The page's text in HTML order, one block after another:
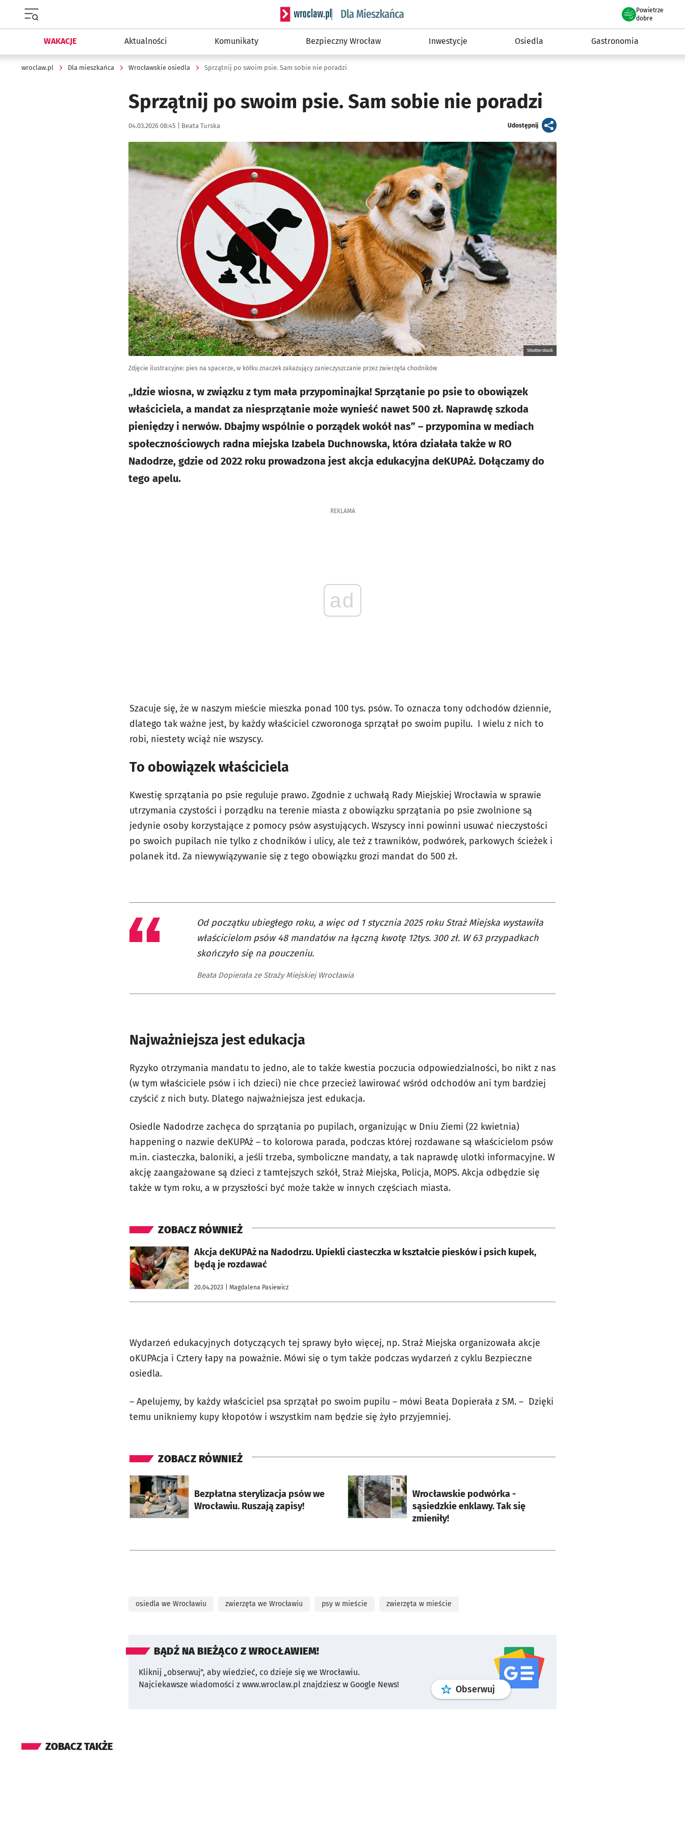
Serwis informacyjny wroclaw.pl podserwis: Dla mieszkańca
Powietrze
we Wrocławiu
dobre
WAKACJE Aktualności Komunikaty Bezpieczny Wrocław Inwestycje Osiedla Gastronomia
wroclaw.pl Dla mieszkańca Wrocławskie osiedla Sprzątnij po swoim psie. Sam sobie nie poradzi
Sprzątnij po swoim psie. Sam sobie nie poradzi
Data publikacji:
04.03.2026 08:45 | Autor:
Beata Turska Udostępnijartykuł
Kliknij, aby powiększyć
Shutterstock
Zdjęcie ilustracyjne: pies na spacerze, w kółku znaczek zakazujący zanieczyszczanie przez zwierzęta chodników
„Idzie wiosna, w związku z tym mała przypominajka! Sprzątanie po psie to obowiązek
właściciela, a mandat za niesprzątanie może wynieść nawet 500 zł. Naprawdę szkoda
pieniędzy i nerwów. Dbajmy wspólnie o porządek wokół nas” – przypomina w mediach
społecznościowych radna miejska Izabela Duchnowska, która działała także w RO
Nadodrze, gdzie od 2022 roku prowadzona jest akcja edukacyjna deKUPAż. Dołączamy do
tego apelu.
REKLAMA
ad
Szacuje się, że w naszym mieście mieszka ponad 100 tys. psów. To oznacza tony odchodów dziennie,
dlatego tak ważne jest, by każdy właściciel czworonoga sprzątał po swoim pupilu. I wielu z nich to
robi, niestety wciąż nie wszyscy.
To obowiązek właściciela
Kwestię sprzątania po psie reguluje prawo. Zgodnie z uchwałą Rady Miejskiej Wrocławia w sprawie
utrzymania czystości i porządku na terenie miasta z obowiązku sprzątania po psie zwolnione są
jedynie osoby korzystające z pomocy psów asystujących. Wszyscy inni powinni usuwać nieczystości
po swoich pupilach nie tylko z chodników i ulicy, ale też z trawników, podwórek, parkowych ścieżek i
polanek itd. Za niewywiązywanie się z tego obowiązku grozi mandat do 500 zł.
Od początku ubiegłego roku, a więc od 1 stycznia 2025 roku Straż Miejska wystawiła
właścicielom psów 48 mandatów na łączną kwotę 12tys. 300 zł. W 63 przypadkach
skończyło się na pouczeniu.
Beata Dopierała ze Straży Miejskiej Wrocławia
Najważniejsza jest edukacja
Ryzyko otrzymania mandatu to jedno, ale to także kwestia poczucia odpowiedzialności, bo nikt z nas
(w tym właściciele psów i ich dzieci) nie chce przecież lawirować wśród odchodów ani tym bardziej
czyścić z nich buty. Dlatego najważniejsza jest edukacja.
Osiedle Nadodrze zachęca do sprzątania po pupilach, organizując w Dniu Ziemi (22 kwietnia)
happening o nazwie deKUPAż – to kolorowa parada, podczas której rozdawane są właścicielom psów
m.in. ciasteczka, baloniki, a jeśli trzeba, symboliczne mandaty, a tak naprawdę ulotki informacyjne. W
akcję zaangażowane są dzieci z tamtejszych szkół, Straż Miejska, Policja, MOPS. Akcja odbędzie się
także w tym roku, a w przyszłości być może także w innych częściach miasta.
ZOBACZ RÓWNIEŻ
Akcja deKUPAż na Nadodrzu. Upiekli ciasteczka w kształcie piesków i psich kupek,
będą je rozdawać
20.04.2023 | Magdalena Pasiewicz
otworzy się w nowej karcie
Wydarzeń edukacyjnych dotyczących tej sprawy było więcej, np. Straż Miejska organizowała akcje
oKUPAcja i Cztery łapy na poważnie. Mówi się o tym także podczas wydarzeń z cyklu Bezpieczne
osiedla.
– Apelujemy, by każdy właściciel psa sprzątał po swoim pupilu – mówi Beata Dopierała z SM. – Dzięki
temu unikniemy kupy kłopotów i wszystkim nam będzie się żyło przyjemniej.
ZOBACZ RÓWNIEŻ
Bezpłatna sterylizacja psów we
Wrocławiu. Ruszają zapisy!
otworzy się w nowej karcie
Wrocławskie podwórka -
sąsiedzkie enklawy. Tak się
zmieniły!
otworzy się w nowej karcie
osiedla we Wrocławiu zwierzęta we Wrocławiu psy w mieście zwierzęta w mieście
BĄDŹ NA BIEŻĄCO Z WROCŁAWIEM!
Kliknij „obserwuj”, aby wiedzieć, co dzieje się we Wrocławiu.
Najciekawsze wiadomości z www.wroclaw.pl znajdziesz w Google News!
Obserwuj profilgoogle news
ZOBACZ TAKŻE